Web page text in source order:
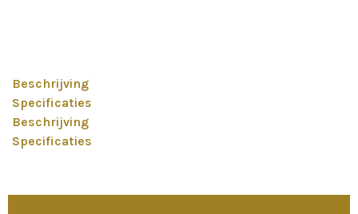
Beschrijving
Specificaties
Beschrijving
Specificaties